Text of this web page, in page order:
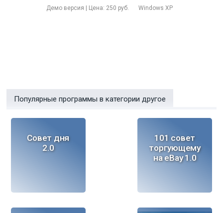
Демо версия | Цена: 250 руб. Windows XP
Популярные программы в категории другое
Совет дня
2.0
101 совет
торгующему
на eBay 1.0